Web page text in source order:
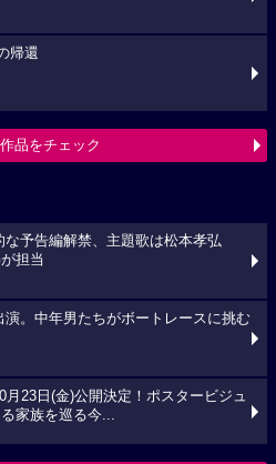
帰還
品をチェック
な予告編解禁、主題歌は松本孝弘
担当
演。中年男たちがボートレースに挑む
月23日(金)公開決定！ポスタービジュ
家族を巡る今...